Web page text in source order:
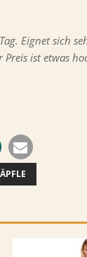
Eignet sich
Preis ist etwas